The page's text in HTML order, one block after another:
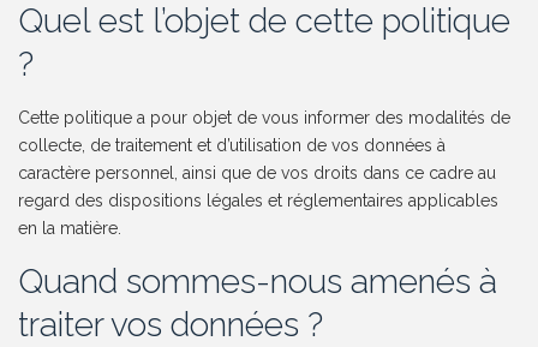
Quel est l’objet de cette politique
?
Cette politique a pour objet de vous informer des modalités de
collecte, de traitement et d’utilisation de vos données à
caractère personnel, ainsi que de vos droits dans ce cadre au
regard des dispositions légales et réglementaires applicables
en la matière.
Quand sommes-nous amenés à
traiter vos données ?